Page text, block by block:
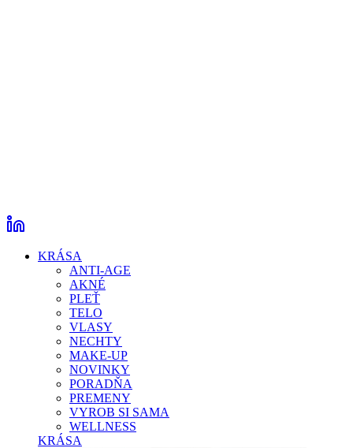
KRÁSA
ANTI-AGE
AKNÉ
PLEŤ
TELO
VLASY
NECHTY
MAKE-UP
NOVINKY
PORADŇA
PREMENY
VYROB SI SAMA
WELLNESS
KRÁSA